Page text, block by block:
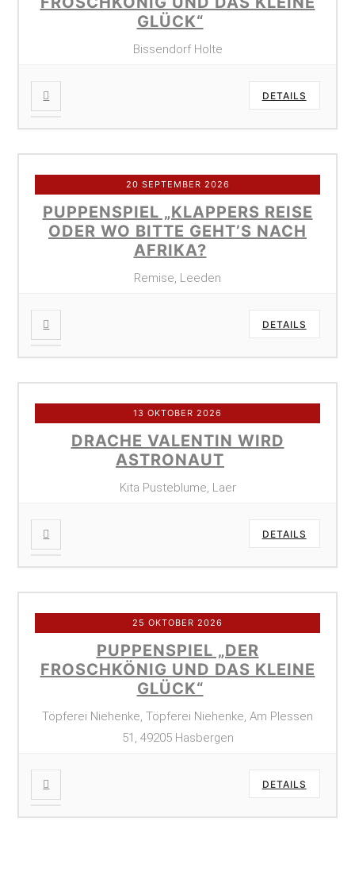
GLÜCK“
Bissendorf Holte
DETAILS
20 SEPTEMBER 2026
PUPPENSPIEL „KLAPPERS REISE
ODER WO BITTE GEHT’S NACH
AFRIKA?
Remise, Leeden
DETAILS
13 OKTOBER 2026
DRACHE VALENTIN WIRD
ASTRONAUT
Kita Pusteblume, Laer
DETAILS
25 OKTOBER 2026
PUPPENSPIEL „DER
FROSCHKÖNIG UND DAS KLEINE
GLÜCK“
Töpferei Niehenke, Töpferei Niehenke, Am Plessen
51, 49205 Hasbergen
DETAILS